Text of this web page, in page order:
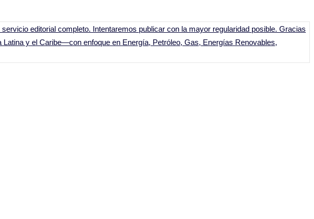
editorial completo. Intentaremos publicar con la mayor regularidad posible. Gracias
y el Caribe—con enfoque en Energía, Petróleo, Gas, Energías Renovables,